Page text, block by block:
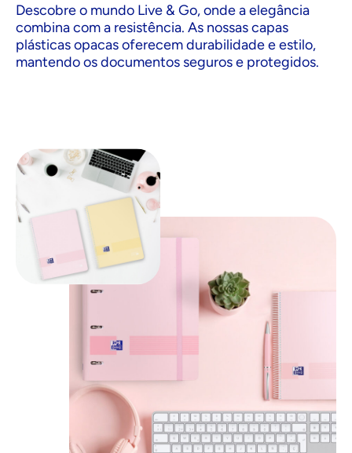
Descobre o mundo Live & Go, onde a elegância
combina com a resistência. As nossas capas
plásticas opacas oferecem durabilidade e estilo,
mantendo os documentos seguros e protegidos.